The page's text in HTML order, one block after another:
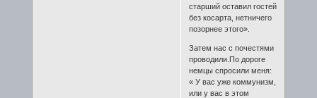
старший оставил гостей
без косарта, нетничего
позорнее этого».
Затем нас с почестями
проводили.По дороге
немцы спросили меня:
« У вас уже коммунизм,
или у вас в этом